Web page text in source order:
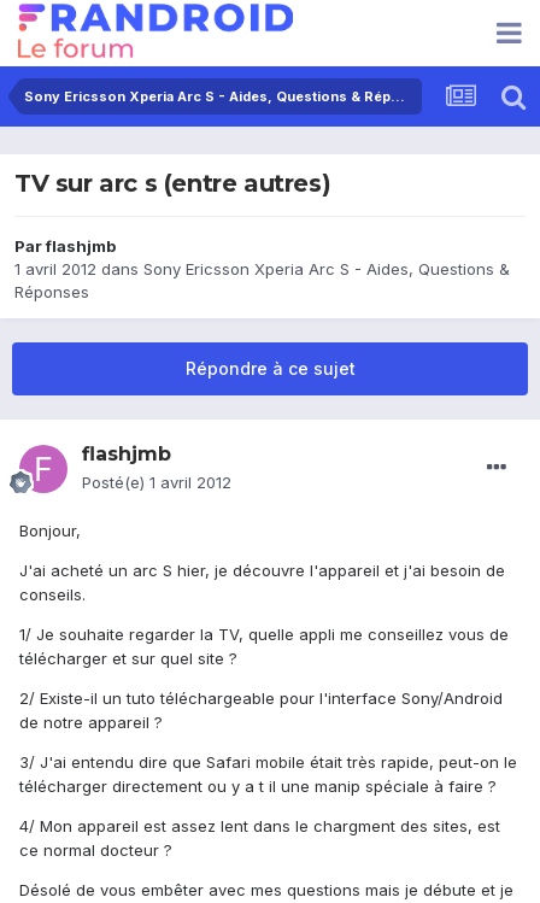
Sony Ericsson Xperia Arc S - Aides, Questions & Réponses
TV sur arc s (entre autres)
Parflashjmb
1 avril 2012 dans Sony Ericsson Xperia Arc S - Aides, Questions &
Réponses
Répondre à ce sujet
flashjmb
Posté(e) 1 avril 2012
Bonjour,
J'ai acheté un arc S hier, je découvre l'appareil et j'ai besoin de
conseils.
1/ Je souhaite regarder la TV, quelle appli me conseillez vous de
télécharger et sur quel site ?
2/ Existe-il un tuto téléchargeable pour l'interface Sony/Android
de notre appareil ?
3/ J'ai entendu dire que Safari mobile était très rapide, peut-on le
télécharger directement ou y a t il une manip spéciale à faire ?
4/ Mon appareil est assez lent dans le chargment des sites, est
ce normal docteur ?
Désolé de vous embêter avec mes questions mais je débute et je